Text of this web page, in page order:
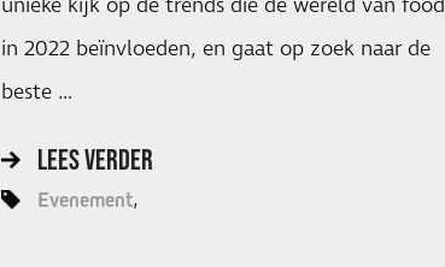
in 2022 beïnvloeden, en gaat op zoek naar de
beste …
LEES VERDER
Evenement